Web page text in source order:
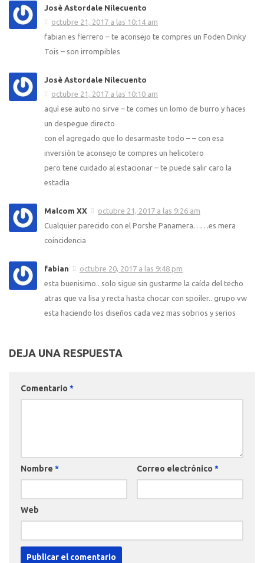
Josè Astordale Nilecuento
octubre 21, 2017 a las 10:14 am
fabian es fierrero – te aconsejo te compres un Foden Dinky
Tois – son irrompibles
Josè Astordale Nilecuento
octubre 21, 2017 a las 10:10 am
aquì ese auto no sirve – te comes un lomo de burro y haces
un despegue directo
con el agregado que lo desarmaste todo – – con esa
inversiòn te aconsejo te compres un helicotero
pero tene cuidado al estacionar – te puede salir caro la
estadìa
Malcom XX
octubre 21, 2017 a las 9:26 am
Cualquier parecido con el Porshe Panamera……es mera
coincidencia
fabian
octubre 20, 2017 a las 9:48 pm
esta buenisimo.. solo sigue sin gustarme la caída del techo
atras que va lisa y recta hasta chocar con spoiler.. grupo vw
esta haciendo los diseños cada vez mas sobrios y serios
DEJA UNA RESPUESTA
Comentario *
Nombre * Correo electrónico *
Web